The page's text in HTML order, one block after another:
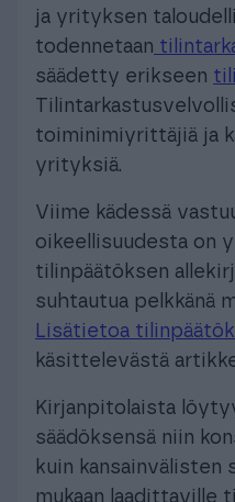
ja yrityksen
todennetaan
säädetty erikseen
toiminimiyrittäjiä ja
yrityksiä.
Viime kädessä
oikeellisuudesta on
tilinpäätöksen
suhtautua pelkkänä
Lisätietoa
käsittelevästä
Kirjanpitolaista
säädöksensä niin
kuin kansainvälisten
mukaan laadittaville